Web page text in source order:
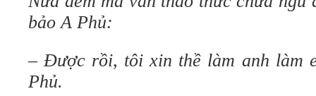
bảo A Phủ:
– Được rồi, tôi xin thề làm anh làm
Phủ.